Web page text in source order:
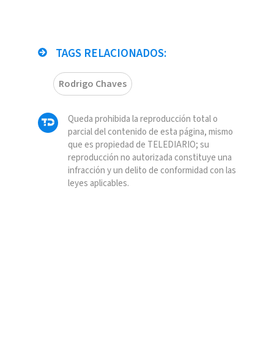
TAGS RELACIONADOS:
Rodrigo Chaves
Queda prohibida la reproducción total o
parcial del contenido de esta página, mismo
que es propiedad de TELEDIARIO; su
reproducción no autorizada constituye una
infracción y un delito de conformidad con las
leyes aplicables.